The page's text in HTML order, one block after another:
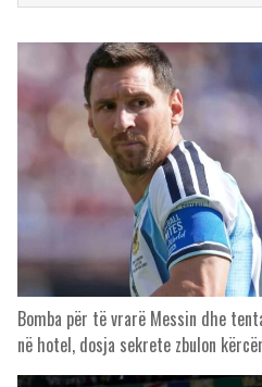
Bomba për të vrarë Messin dhe
në hotel, dosja sekrete zbulon